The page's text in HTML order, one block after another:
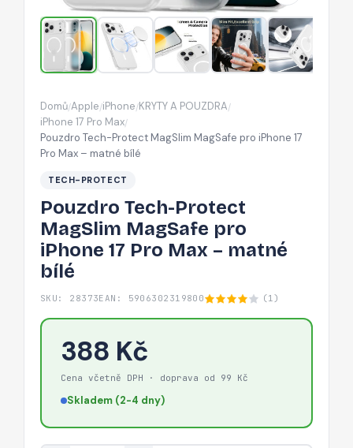
iPhone
17
Pro
Max
bílé
Domů/Apple/iPhone/KRYTY A POUZDRA/
iPhone 17 Pro Max/
Pouzdro Tech-Protect MagSlim MagSafe pro iPhone 17
Pro Max – matné bílé
TECH-PROTECT
Pouzdro Tech-Protect
MagSlim MagSafe pro
iPhone 17 Pro Max – matné
bílé
SKU: 28373EAN: 5906302319800 (1)
388 Kč
Cena včetně DPH · doprava od 99 Kč
Skladem (2-4 dny)